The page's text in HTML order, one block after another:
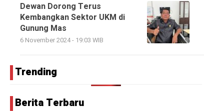
Dewan Dorong Terus
Kembangkan Sektor UKM di
Gunung Mas
6 November 2024 - 19:03 WIB
Trending
Berita Terbaru